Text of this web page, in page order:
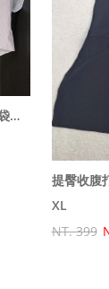
韓國歐巴設計質感胸前復古口袋設計直條短袖襯衫
提臀收腹
XL
NT. 399